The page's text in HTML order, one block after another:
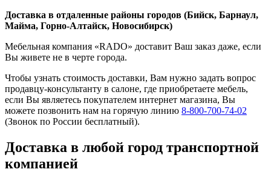
Доставка в отдаленные районы городов (Бийск, Барнаул,
Майма, Горно-Алтайск, Новосибирск)
Мебельная компания «RADO» доставит Ваш заказ даже, если
Вы живете не в черте города.
Чтобы узнать стоимость доставки, Вам нужно задать вопрос
продавцу-консультанту в салоне, где приобретаете мебель,
если Вы являетесь покупателем интернет магазина, Вы
можете позвонить нам на горячую линию 8-800-700-74-02
(Звонок по России бесплатный).
Доставка в любой город транспортной
компанией